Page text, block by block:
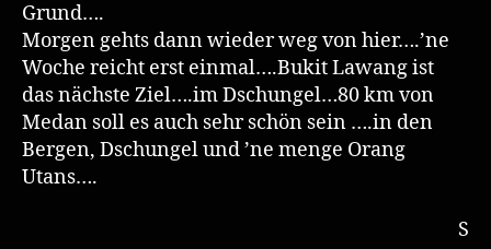
Grund….
Morgen gehts dann wieder weg von hier….’ne
Woche reicht erst einmal….Bukit Lawang ist
das nächste Ziel….im Dschungel…80 km von
Medan soll es auch sehr schön sein ….in den
Bergen, Dschungel und ’ne menge Orang
Utans….
S